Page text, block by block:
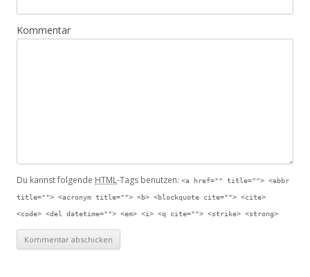
Kommentar
Du kannst folgende HTML-Tags benutzen: <a href="" title=""> <abbr
title=""> <acronym title=""> <b> <blockquote cite=""> <cite>
<code> <del datetime=""> <em> <i> <q cite=""> <strike> <strong>